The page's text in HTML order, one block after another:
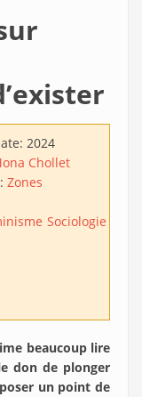
2024
Chollet
Zones
Sociologie
beaucoup lire
don de plonger
un point de